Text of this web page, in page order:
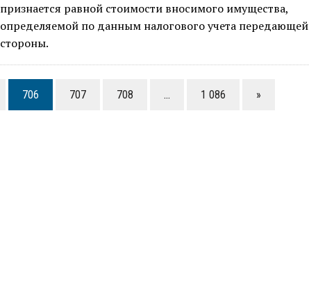
признается равной стоимости вносимого имущества,
определяемой по данным налогового учета передающей
стороны.
706 707 708 … 1 086 »